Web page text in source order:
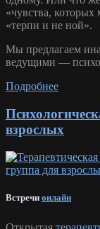
«чувства,
«терпи и не ной».
Мы предлагаем
ведущими —
Подробнее
взрослых
Встречи онлайн